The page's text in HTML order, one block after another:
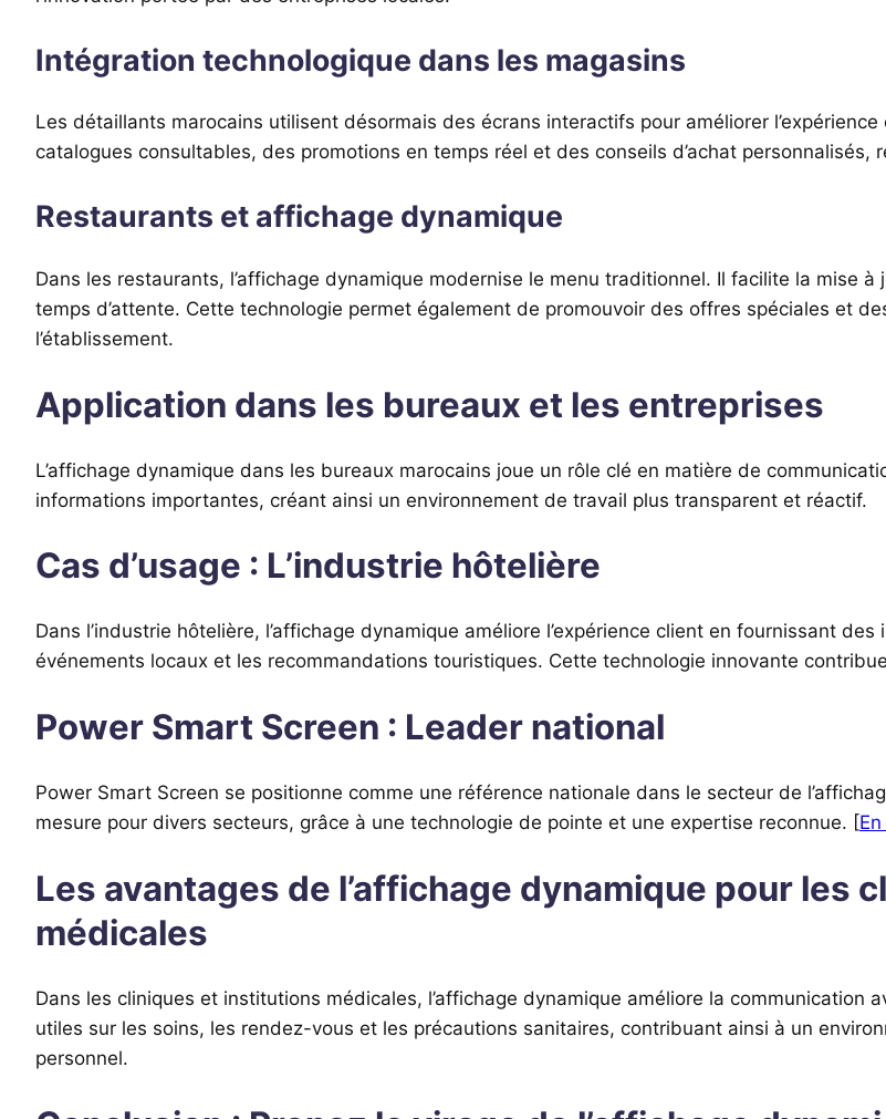
Intégration technologique dans les magasins
Les détaillants marocains utilisent désormais des écrans interactifs pour améliorer
catalogues consultables, des promotions en temps réel et des conseils d’achat personnalisés,
Restaurants et affichage dynamique
Dans les restaurants, l’affichage dynamique modernise le menu traditionnel. Il facilite la mise
temps d’attente. Cette technologie permet également de promouvoir des offres spéciales et
l’établissement.
Application dans les bureaux et les entreprises
L’affichage dynamique dans les bureaux marocains joue un rôle clé en matière de
informations importantes, créant ainsi un environnement de travail plus transparent et réactif.
Cas d’usage : L’industrie hôtelière
Dans l’industrie hôtelière, l’affichage dynamique améliore l’expérience client en fournissant
événements locaux et les recommandations touristiques. Cette technologie innovante
Power Smart Screen : Leader national
Power Smart Screen se positionne comme une référence nationale dans le secteur de
mesure pour divers secteurs, grâce à une technologie de pointe et une expertise reconnue. [
Les avantages de l’affichage dynamique pour les
médicales
Dans les cliniques et institutions médicales, l’affichage dynamique améliore la
utiles sur les soins, les rendez-vous et les précautions sanitaires, contribuant ainsi à un
personnel.